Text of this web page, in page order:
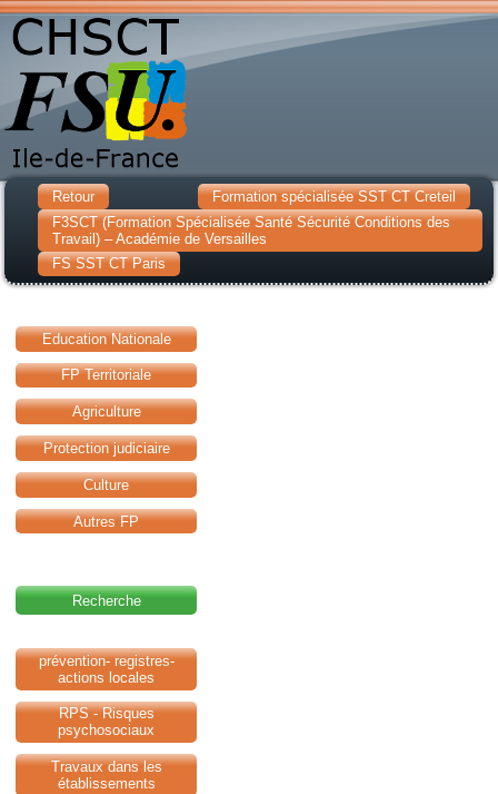
Retour
Formation spécialisée SST CT Creteil
F3SCT (Formation Spécialisée Santé Sécurité Conditions des
Travail) – Académie de Versailles
FS SST CT Paris
Education Nationale
FP Territoriale
Agriculture
Protection judiciaire
Culture
Autres FP
Recherche
prévention- registres-
actions locales
RPS - Risques
psychosociaux
Travaux dans les
établissements